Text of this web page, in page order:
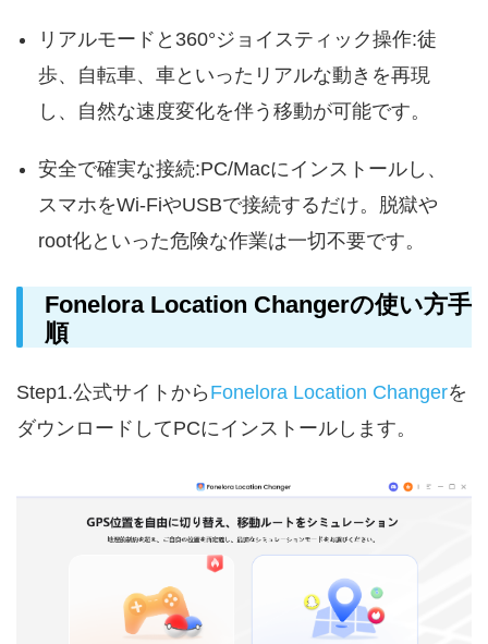
リアルモードと360°ジョイスティック操作:徒
歩、自転車、車といったリアルな動きを再現
し、自然な速度変化を伴う移動が可能です。
安全で確実な接続:PC/Macにインストールし、
スマホをWi-FiやUSBで接続するだけ。脱獄や
root化といった危険な作業は一切不要です。
Fonelora Location Changerの使い方手
順
Step1.公式サイトから Fonelora Location Changerを
ダウンロードしてPCにインストールします。